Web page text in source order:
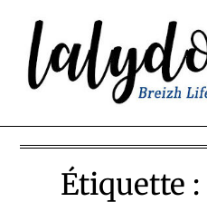
content
Étiquette :